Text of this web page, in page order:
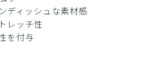
だったら良かったです。
ディッシュな素材感
レッチ性
を付与